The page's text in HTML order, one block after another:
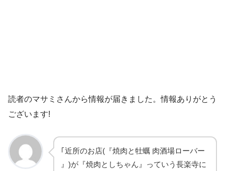
読者のマサミさんから情報が届きました。情報ありがとう
ございます!
｢近所のお店(『焼肉と牡蠣 肉酒場ローバー
』)が『焼肉としちゃん』っていう長楽寺に